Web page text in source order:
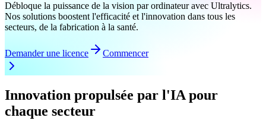
Débloque la puissance de la vision par ordinateur avec Ultralytics.
Nos solutions boostent l'efficacité et l'innovation dans tous les
secteurs, de la fabrication à la santé.
Demander une licence Commencer
Innovation propulsée par l'IA pour
chaque secteur